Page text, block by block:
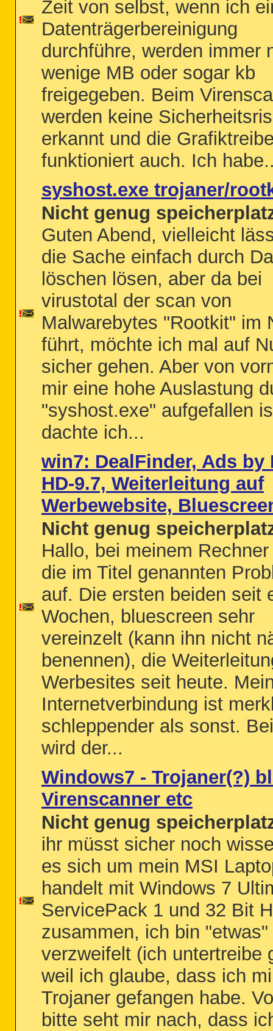
Zeit von selbst, wenn ich
Datenträgerbereinigung
durchführe, werden immer
wenige MB oder sogar kb
freigegeben. Beim
werden keine
erkannt und die
funktioniert auch. Ich
syshost.exe trojaner/
Nicht genug
Guten Abend, vielleicht
die Sache einfach durch
löschen lösen, aber da bei
virustotal der scan von
Malwarebytes "Rootkit" im
führt, möchte ich mal auf
sicher gehen. Aber von
mir eine hohe Auslastung
"syshost.exe" aufgefallen
dachte ich...
win7: DealFinder, Ads by
HD-9.7, Weiterleitung auf
Werbewebsite,
Nicht genug
Hallo, bei meinem
die im Titel genannten
auf. Die ersten beiden seit
Wochen, bluescreen sehr
vereinzelt (kann ihn nicht
benennen), die
Werbesites seit heute.
Internetverbindung ist
schleppender als sonst.
wird der...
Windows7 - Trojaner(?)
Virenscanner etc
Nicht genug
ihr müsst sicher noch
es sich um mein MSI
handelt mit Windows 7
ServicePack 1 und 32 Bit
zusammen, ich bin "etwas"
verzweifelt (ich untertreibe
weil ich glaube, dass ich
Trojaner gefangen habe.
bitte seht mir nach, dass